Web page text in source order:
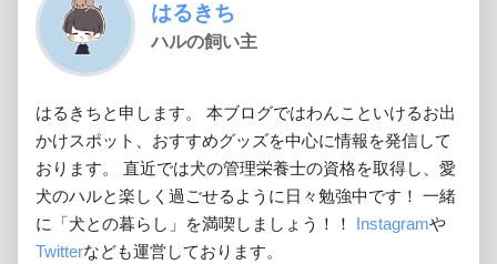
はるきち
ハルの飼い主
はるきちと申します。 本ブログではわんこといけるお出
かけスポット、おすすめグッズを中心に情報を発信して
おります。 直近では犬の管理栄養士の資格を取得し、愛
犬のハルと楽しく過ごせるように日々勉強中です！ 一緒
に「犬との暮らし」を満喫しましょう！！
Instagramや
Twitterなども運営しております。